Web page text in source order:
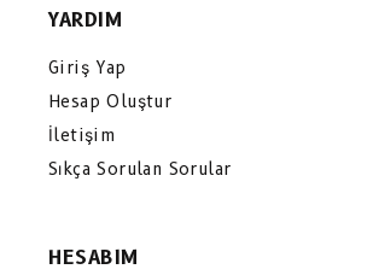
YARDIM
Giriş Yap
Hesap Oluştur
İletişim
Sıkça Sorulan Sorular
HESABIM